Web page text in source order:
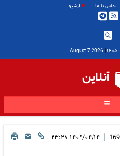
تماس با ما آرشیو
|
2026 August 7
آنلاین
| ۱۴۰۴/۰۴/۱۴ ۲۳:۲۷